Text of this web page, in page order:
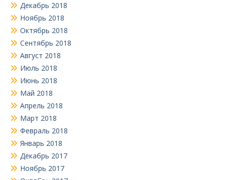
Декабрь 2018
Ноябрь 2018
Октябрь 2018
Сентябрь 2018
Август 2018
Июль 2018
Июнь 2018
Май 2018
Апрель 2018
Март 2018
Февраль 2018
Январь 2018
Декабрь 2017
Ноябрь 2017